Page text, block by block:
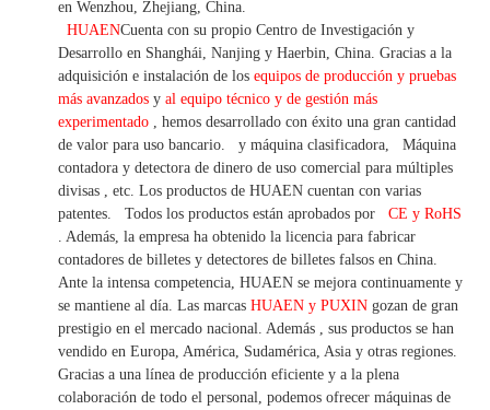
en Wenzhou, Zhejiang, China.
HUAENCuenta con su propio Centro de Investigación y
Desarrollo en Shanghái, Nanjing y Haerbin, China. Gracias a la
adquisición e instalación de los equipos de producción y pruebas
más avanzados y al equipo técnico y de gestión más
experimentado
hemos desarrollado con éxito una gran cantidad
de valor para uso bancario. y máquina clasificadora,
Máquina
contadora y detectora de dinero de uso comercial para múltiples
divisas
etc. Los productos de HUAEN cuentan con varias
patentes.
Todos los productos están aprobados por
CE y RoHS
. Además, la empresa ha obtenido la licencia para fabricar
contadores de billetes y detectores de billetes falsos en China.
Ante la intensa competencia, HUAEN se mejora continuamente y
se mantiene al día. Las marcas HUAEN y PUXIN gozan de gran
prestigio en el mercado nacional. Además
sus productos se han
vendido en Europa, América, Sudamérica, Asia y otras regiones.
Gracias a una línea de producción eficiente y a la plena
colaboración de todo el personal, podemos ofrecer máquinas de